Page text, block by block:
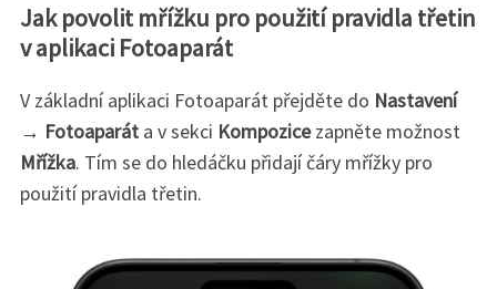
Jak povolit mřížku pro použití pravidla třetin
v aplikaci Fotoaparát
V základní aplikaci Fotoaparát přejděte do Nastavení
→ Fotoaparáta v sekci Kompozicezapněte možnost
Mřížka. Tím se do hledáčku přidají čáry mřížky pro
použití pravidla třetin.